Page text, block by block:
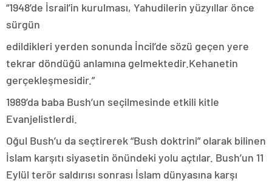
“1948’de İsrail’in kurulması, Yahudilerin yüzyıllar önce
sürgün
edildikleri yerden sonunda İncil’de sözü geçen yere
tekrar döndüğü anlamına gelmektedir.Kehanetin
gerçekleşmesidir.”
1989’da baba Bush’un seçilmesinde etkili kitle
Evanjelistlerdi.
Oğul Bush’u da seçtirerek “Bush doktrini” olarak bilinen
İslam karşıtı siyasetin önündeki yolu açtılar. Bush’un 11
Eylül terör saldırısı sonrası İslam dünyasına karşı